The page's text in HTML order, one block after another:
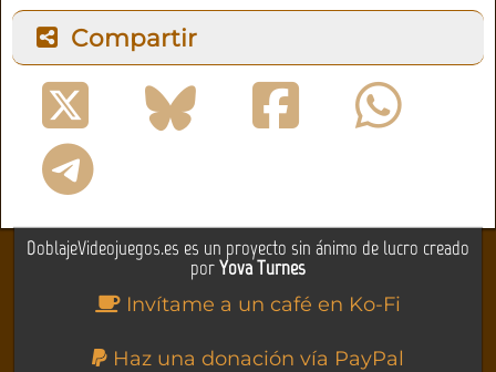
Compartir
DoblajeVideojuegos.es es un proyecto sin ánimo de lucro creado
porYova Turnes
Invítame a un café en Ko-Fi
Haz una donación vía PayPal